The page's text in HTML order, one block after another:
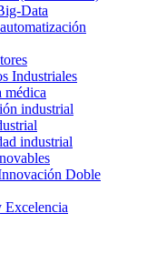
Data
Industriales
médica
industrial
industrial
Doble
Excelencia